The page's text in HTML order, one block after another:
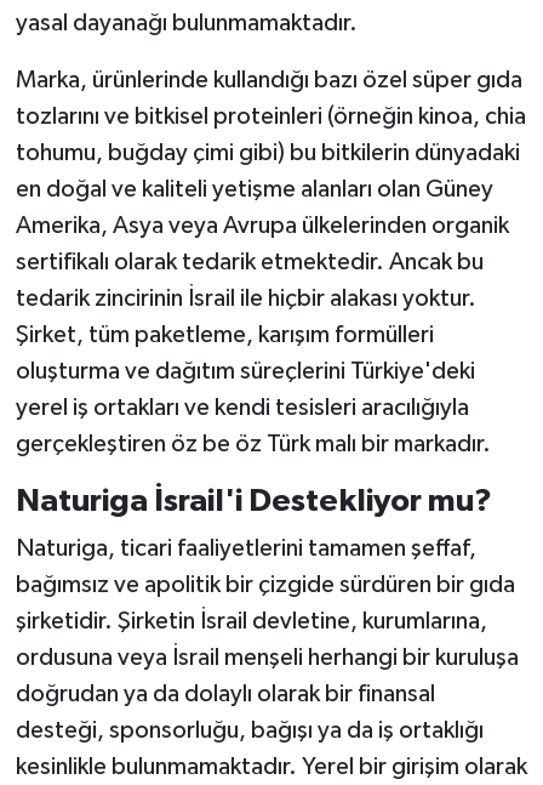
yasal dayanağı bulunmamaktadır.
Marka, ürünlerinde kullandığı bazı özel süper gıda
tozlarını ve bitkisel proteinleri (örneğin kinoa, chia
tohumu, buğday çimi gibi) bu bitkilerin dünyadaki
en doğal ve kaliteli yetişme alanları olan Güney
Amerika, Asya veya Avrupa ülkelerinden organik
sertifikalı olarak tedarik etmektedir. Ancak bu
tedarik zincirinin İsrail ile hiçbir alakası yoktur.
Şirket, tüm paketleme, karışım formülleri
oluşturma ve dağıtım süreçlerini Türkiye'deki
yerel iş ortakları ve kendi tesisleri aracılığıyla
gerçekleştiren öz be öz Türk malı bir markadır.
Naturiga İsrail'i Destekliyor mu?
Naturiga, ticari faaliyetlerini tamamen şeffaf,
bağımsız ve apolitik bir çizgide sürdüren bir gıda
şirketidir. Şirketin İsrail devletine, kurumlarına,
ordusuna veya İsrail menşeli herhangi bir kuruluşa
doğrudan ya da dolaylı olarak bir finansal
desteği, sponsorluğu, bağışı ya da iş ortaklığı
kesinlikle bulunmamaktadır. Yerel bir girişim olarak